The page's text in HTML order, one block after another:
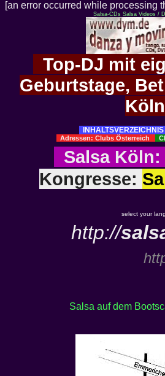
[an error occurred while processing
Salsa-CDs Salsa Videos /
Top-DJ mit
Geburtstage,
Adressen: Clubs Österreich
Salsa Köln:
Kongresse:
select your
http://
Salsa auf dem